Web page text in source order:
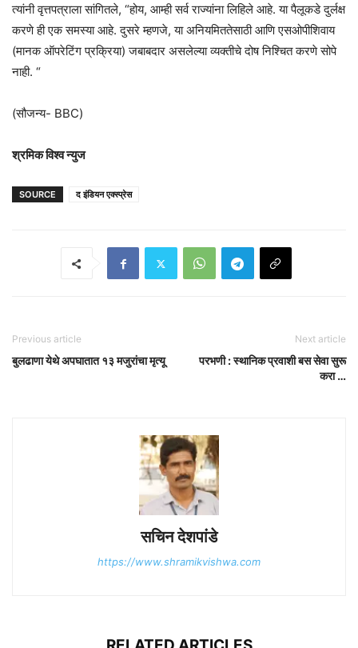
त्यांनी वृत्तपत्राला सांगितले, “होय, आम्ही सर्व राज्यांना लिहिले आहे. या पैलूकडे दुर्लक्ष
करणे ही एक समस्या आहे. दुसरे म्हणजे, या अनियमिततेसाठी आणि एसओपीशिवाय
(मानक ऑपरेटिंग प्रक्रिया) जबाबदार असलेल्या व्यक्तीचे दोष निश्चित करणे सोपे
नाही. “
(सौजन्य- BBC)
श्रमिक विश्व न्युज
SOURCE द इंडियन एक्स्प्रेस
Previous article
बुलढाणा येथे अपघातात १३ मजुरांचा मृत्यू
Next article
परभणी : स्थानिक प्रवाशी बस सेवा सुरू
करा …
सचिन देशपांडे
https://www.shramikvishwa.com